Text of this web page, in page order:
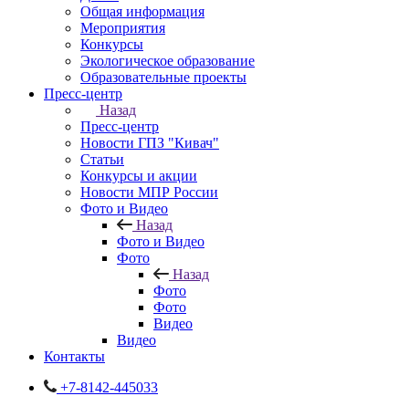
Общая информация
Мероприятия
Конкурсы
Экологическое образование
Образовательные проекты
Пресс-центр
Назад
Пресс-центр
Новости ГПЗ "Кивач"
Статьи
Конкурсы и акции
Новости МПР России
Фото и Видео
Назад
Фото и Видео
Фото
Назад
Фото
Фото
Видео
Видео
Контакты
+7-8142-445033